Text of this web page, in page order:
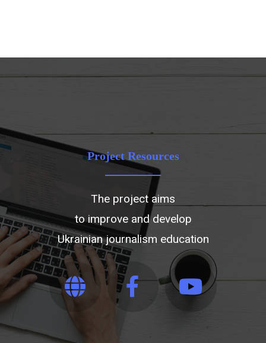
Project Resources
The project aims
to improve and develop
Ukrainian journalism education